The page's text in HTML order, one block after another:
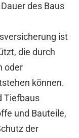
des Baus
ist
die durch
oder
können.
Tiefbaus
und Bauteile,
der